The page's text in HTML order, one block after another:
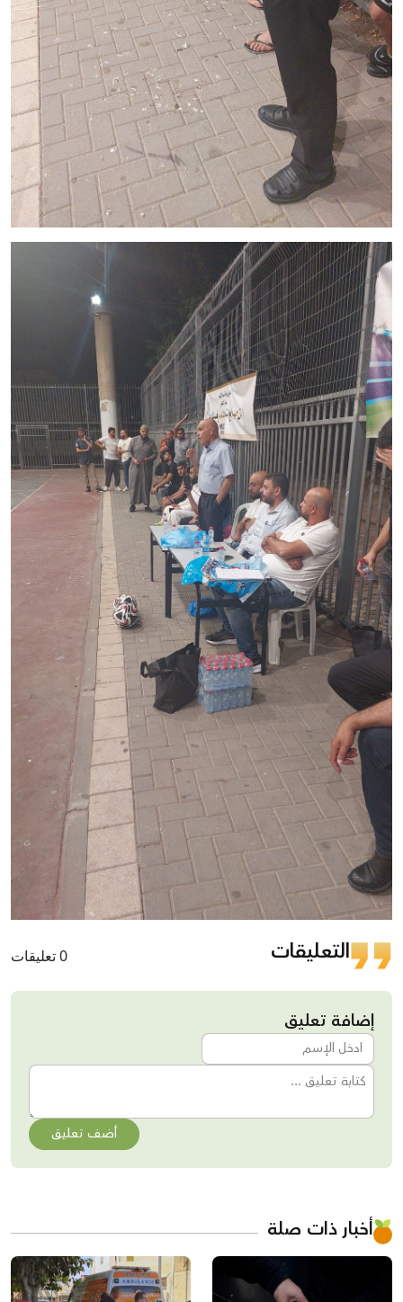
التعليقات 0 تعليقات
إضافة تعليق
أضف تعليق
أخبار ذات صلة